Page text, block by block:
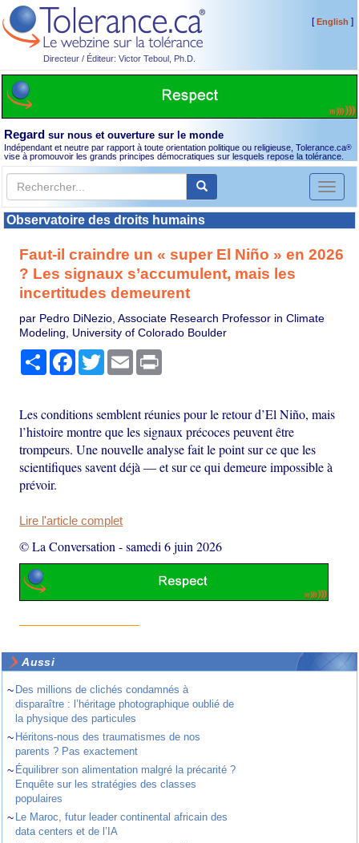
Directeur / Éditeur: Victor Teboul, Ph.D.
[English ]
Regard sur nous et ouverture sur le monde
Indépendant et neutre par rapport à toute orientation politique ou religieuse, Tolerance.ca®
vise à promouvoir les grands principes démocratiques sur lesquels repose la tolérance.
Toggle
Observatoire des droits humains
Faut-il craindre un « super El Niño » en 2026
? Les signaux s’accumulent, mais les
incertitudes demeurent
par Pedro DiNezio, Associate Research Professor in Climate
Modeling, University of Colorado Boulder
PartagerFacebook
TwitterEmail
Les conditions semblent réunies pour le retour d’El Niño, mais
l’histoire montre que les signaux précoces peuvent être
trompeurs. Une nouvelle analyse fait le point sur ce que les
scientifiques savent déjà — et sur ce qui demeure impossible à
prévoir.
Lire l'article complet
© La Conversation -samedi 6 juin 2026
Aussi
~ Des millions de clichés condamnés à
disparaître : l’héritage photographique oublié de
la physique des particules
~ Héritons-nous des traumatismes de nos
parents ? Pas exactement
~ Équilibrer son alimentation malgré la précarité ?
Enquête sur les stratégies des classes
populaires
~ Le Maroc, futur leader continental africain des
data centers et de l’IA